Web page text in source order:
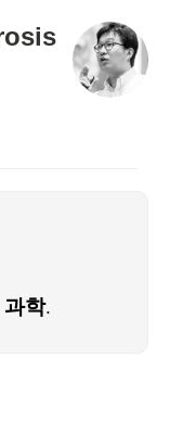
학.